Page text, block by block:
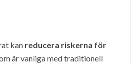
kan reducera riskerna för
är vanliga med traditionell